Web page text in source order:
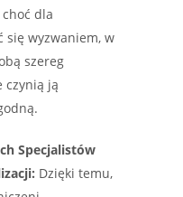
choć dla
się wyzwaniem, w
szereg
czynią ją
Specjalistów
Dzięki temu,